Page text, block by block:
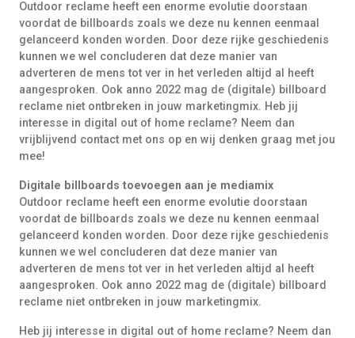
Outdoor reclame heeft een enorme evolutie doorstaan
voordat de billboards zoals we deze nu kennen eenmaal
gelanceerd konden worden. Door deze rijke geschiedenis
kunnen we wel concluderen dat deze manier van
adverteren de mens tot ver in het verleden altijd al heeft
aangesproken. Ook anno 2022 mag de (digitale) billboard
reclame niet ontbreken in jouw marketingmix. Heb jij
interesse in digital out of home reclame? Neem dan
vrijblijvend contact met ons op en wij denken graag met jou
mee!
Digitale billboards toevoegen aan je mediamix
Outdoor reclame heeft een enorme evolutie doorstaan
voordat de billboards zoals we deze nu kennen eenmaal
gelanceerd konden worden. Door deze rijke geschiedenis
kunnen we wel concluderen dat deze manier van
adverteren de mens tot ver in het verleden altijd al heeft
aangesproken. Ook anno 2022 mag de (digitale) billboard
reclame niet ontbreken in jouw marketingmix.
Heb jij interesse in digital out of home reclame? Neem dan